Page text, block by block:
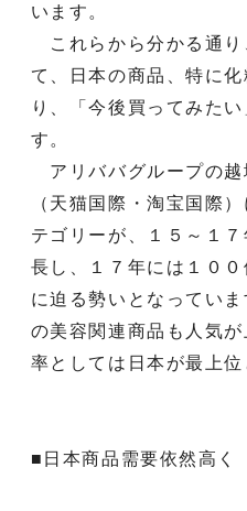
います。
これらから分かる通り
て、日本の商品、特に
り、「今後買ってみた
す。
アリババグループの越
（天猫国際・淘宝国際
テゴリーが、１５～１
長し、１７年には１００
に迫る勢いとなってい
の美容関連商品も人気
率としては日本が最上位
■日本商品需要依然高く